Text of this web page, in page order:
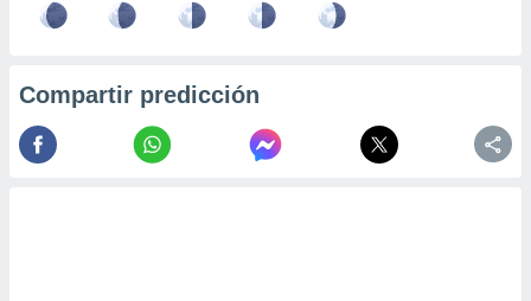
Compartir predicción